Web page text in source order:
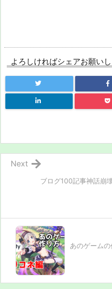
よろしければシェアお願い
ブログ100記事神話崩
Next
あのゲーム